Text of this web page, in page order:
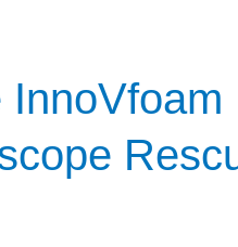
InnoVfoam